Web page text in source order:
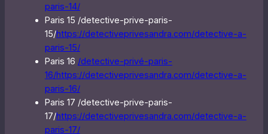
paris-14/
Paris 15 /detective-prive-paris-
15/https://detectiveprivesandra.com/detective-a-
paris-15/
Paris 16 /detective-privé-paris-
16/https://detectiveprivesandra.com/detective-a-
paris-16/
Paris 17 /detective-prive-paris-
17/https://detectiveprivesandra.com/detective-a-
paris-17/